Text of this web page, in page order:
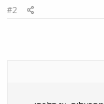
#2